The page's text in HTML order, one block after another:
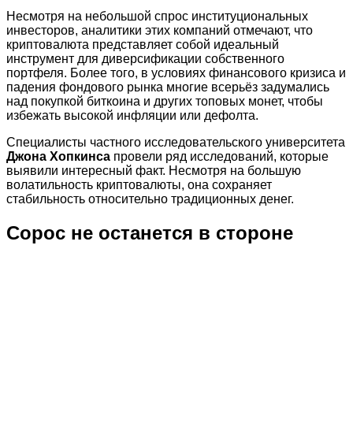
Несмотря на небольшой спрос институциональных
инвесторов, аналитики этих компаний отмечают, что
криптовалюта представляет собой идеальный
инструмент для диверсификации собственного
портфеля. Более того, в условиях финансового кризиса и
падения фондового рынка многие всерьёз задумались
над покупкой биткоина и других топовых монет, чтобы
избежать высокой инфляции или дефолта.
Специалисты частного исследовательского университета
Джона Хопкинса провели ряд исследований, которые
выявили интересный факт. Несмотря на большую
волатильность криптовалюты, она сохраняет
стабильность относительно традиционных денег.
Сорос не останется в стороне